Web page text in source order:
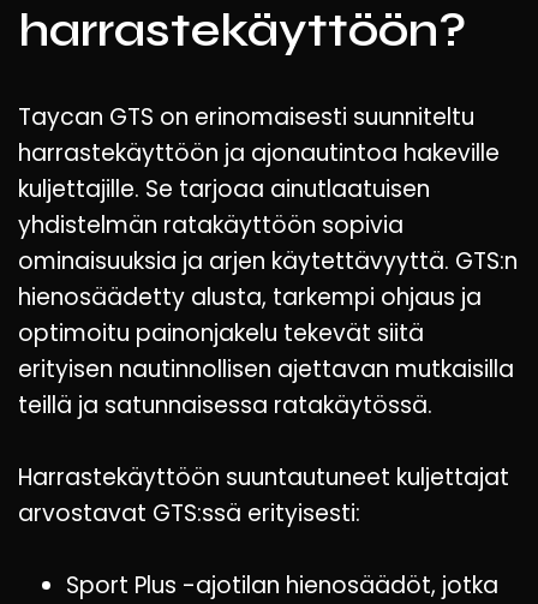
harrastekäyttöön?
Taycan GTS on erinomaisesti suunniteltu
harrastekäyttöön ja ajonautintoa hakeville
kuljettajille. Se tarjoaa ainutlaatuisen
yhdistelmän ratakäyttöön sopivia
ominaisuuksia ja arjen käytettävyyttä. GTS:n
hienosäädetty alusta, tarkempi ohjaus ja
optimoitu painonjakelu tekevät siitä
erityisen nautinnollisen ajettavan mutkaisilla
teillä ja satunnaisessa ratakäytössä.
Harrastekäyttöön suuntautuneet kuljettajat
arvostavat GTS:ssä erityisesti:
Sport Plus -ajotilan hienosäädöt, jotka